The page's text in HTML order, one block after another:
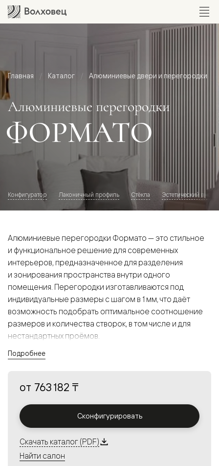
Главная Каталог Алюминиевые двери и перегородки
Алюминиевые перегородки
ФОРМАТО
Конфигуратор Лаконичный профиль Стёкла Эстетический
Алюминиевые перегородки Формато — это стильное
и функциональное решение для современных
интерьеров, предназначенное для разделения
и зонирования пространства внутри одного
помещения. Перегородки изготавливаются под
индивидуальные размеры с шагом в 1 мм, что даёт
возможность подобрать оптимальное соотношение
размеров и количества створок, в том числе и для
нестандартных проёмов.
а большой выбор вставок из стекла с различными
решения в интерьере и варьировать освещённость.
Алюминиевые перегородки имеют единый профиль
с алюминиевыми дверьми и легко сочетаются в одном
Подробнее
от 763 182 ₸
Сконфигурировать
Скачать каталог (PDF)
Найти салон